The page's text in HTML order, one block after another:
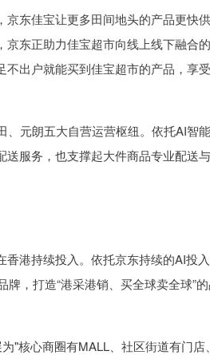
东佳宝让更多田间地头的产品更快供
东正助力佳宝超市向线上线下融合
出户就能买到佳宝超市的产品，享
、元朗五大自营运营枢纽。依托AI智
服务，也支撑起大件商品专业配送
港持续投入。依托京东持续的AI投
，打造“港采港销、买全球卖全球”
"核心商圈有MALL、社区街道有门店、